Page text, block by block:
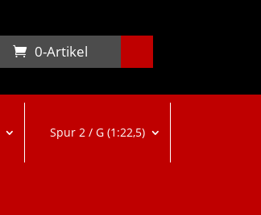
0-Artikel
Spur 2 / G (1:22,5)